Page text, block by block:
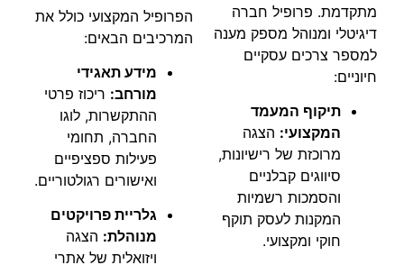
מתקדמת. פרופיל חברה
דיגיטלי ומנוהל מספק מענה
למספר צרכים עסקיים
חיוניים:
תיקוף המעמד
המקצועי: הצגה
מרוכזת של רישיונות,
סיווגים קבלניים
והסמכות רשמיות
המקנות לעסק תוקף
חוקי ומקצועי.
הפרופיל המקצועי כולל את
המרכיבים הבאים:
מידע תאגידי
מורחב: ריכוז פרטי
ההתקשרות, לוגו
החברה, תחומי
פעילות ספציפיים
ואישורים רגולטוריים.
גלריית פרויקטים
מנוהלת: הצגה
ויזואלית של אתרי